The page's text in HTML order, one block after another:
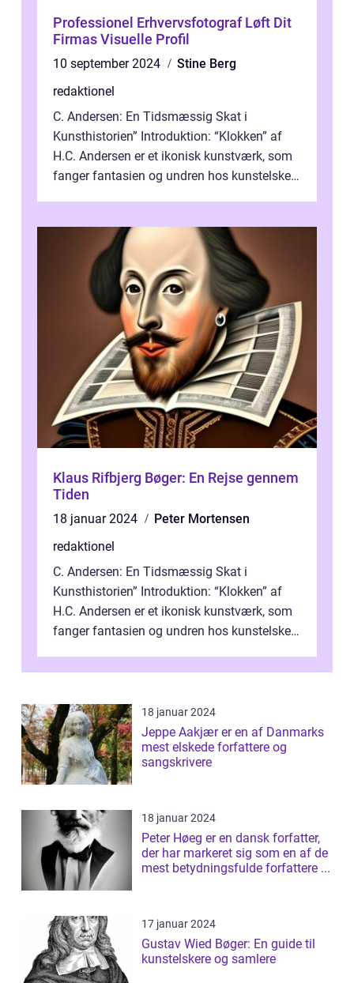
Professionel Erhvervsfotograf Løft Dit
Firmas Visuelle Profil
10 september 2024
Stine Berg
redaktionel
C. Andersen: En Tidsmæssig Skat i
Kunsthistorien” Introduktion: “Klokken” af
H.C. Andersen er et ikonisk kunstværk, som
fanger fantasien og undren hos kunstelskere
Klaus Rifbjerg Bøger: En Rejse gennem
Tiden
18 januar 2024
Peter Mortensen
redaktionel
C. Andersen: En Tidsmæssig Skat i
Kunsthistorien” Introduktion: “Klokken” af
H.C. Andersen er et ikonisk kunstværk, som
fanger fantasien og undren hos kunstelskere
18 januar 2024
Jeppe Aakjær er en af Danmarks
mest elskede forfattere og
sangskrivere
18 januar 2024
Peter Høeg er en dansk forfatter,
der har markeret sig som en af de
mest betydningsfulde forfattere ...
17 januar 2024
Gustav Wied Bøger: En guide til
kunstelskere og samlere